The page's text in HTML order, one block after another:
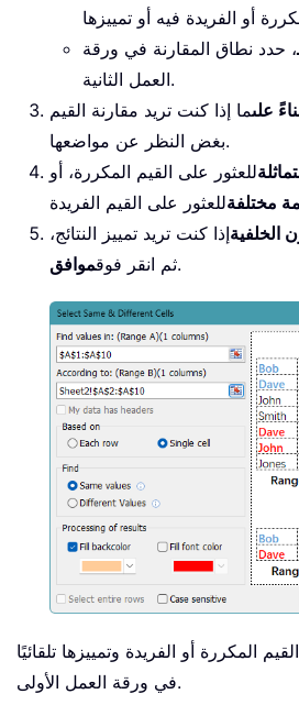
، حدد نطاق المقارنة في ورقة
العمل الثانية.
علىما إذا كنت تريد مقارنة القيم
بغض النظر عن مواضعها.
للعثور على القيم المكررة، أو
مختلفة
الخلفيةإذا كنت تريد تمييز النتائج،
ثم انقر فوقموافق .
المكررة أو الفريدة وتمييزها تلقائيًا
في ورقة العمل الأولى.